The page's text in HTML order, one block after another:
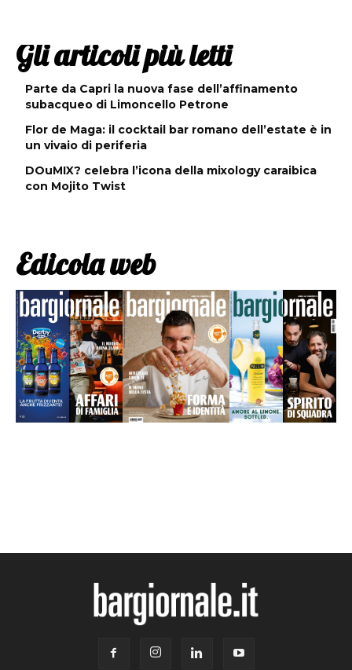
Gli articoli più letti
Parte da Capri la nuova fase dell’affinamento
subacqueo di Limoncello Petrone
Flor de Maga: il cocktail bar romano dell’estate è in
un vivaio di periferia
DOuMIX? celebra l’icona della mixology caraibica
con Mojito Twist
Edicola web